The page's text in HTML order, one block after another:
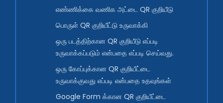
எண்ணிக்கை வணிக அட்டை QR குறியீடு
பொருள் QR குறியீட்டு உருவாக்கி
ஒரு படத்திற்கான QR குறியீடு எப்படி
உருவாக்கப்படும் என்பதை எப்படி செய்வது.
ஒரு கோப்புக்கான QR குறியீட்டை
உருவாக்குவது எப்படி என்பதை உதவுங்கள்
Google Form க்கான QR குறியீட்டை